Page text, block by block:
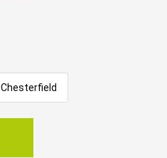
Chesterfield